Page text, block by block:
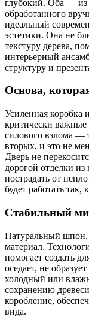
глубокий. Оба — из
обработанного
идеальный
эстетики. Она не
текстуру дерева,
интерьерный
структуру и
Основа,
Усиленная коробка
критически
силового взлома —
вторых, и это не
Дверь не
дорогой отделки
пострадать от
будет работать так,
Стабильный
Натуральный шпон,
материал.
помогает создать
оседает, не
холодный или
сохранению
коробление,
вида.